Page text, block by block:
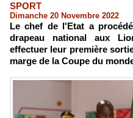
SPORT
Dimanche 20 Novembre 2022
Le chef de l'Etat a
drapeau national aux
effectuer leur première
marge de la Coupe du